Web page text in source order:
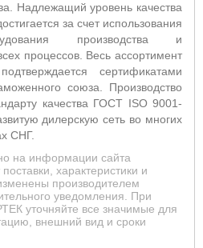
Надлежащий уровень качества
за счет использования
производства и
процессов. Весь ассортимент
подтверждается сертификатами
союза. Производство
качества ГОСТ ISO 9001-
дилерскую сеть во многих
СНГ.
на информации сайта
характеристики и
производителем
уведомления. При
уточняйте все значимые для
внешний вид и сроки